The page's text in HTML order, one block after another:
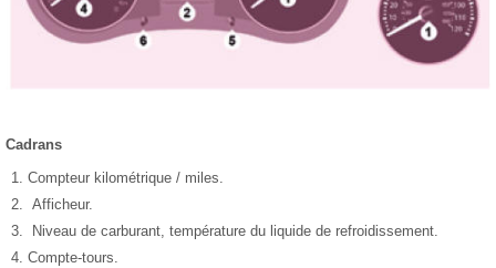
Cadrans
Compteur kilométrique / miles.
Afficheur.
Niveau de carburant, température du liquide de refroidissement.
Compte-tours.